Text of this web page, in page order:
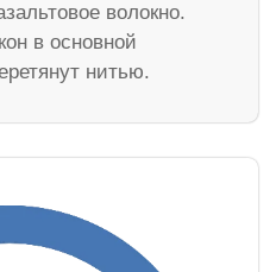
волокно.
в основной
нитью.